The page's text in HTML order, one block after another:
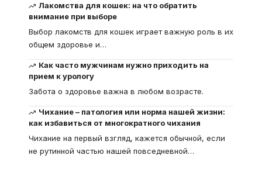
Лакомства для кошек: на что обратить
внимание при выборе
Выбор лакомств для кошек играет важную роль в их
общем здоровье и…
Как часто мужчинам нужно приходить на
прием к урологу
Забота о здоровье важна в любом возрасте.
Чихание – патология или норма нашей жизни:
как избавиться от многократного чихания
Чихание на первый взгляд, кажется обычной, если
не рутинной частью нашей повседневной…